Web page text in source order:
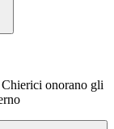
onorano gli